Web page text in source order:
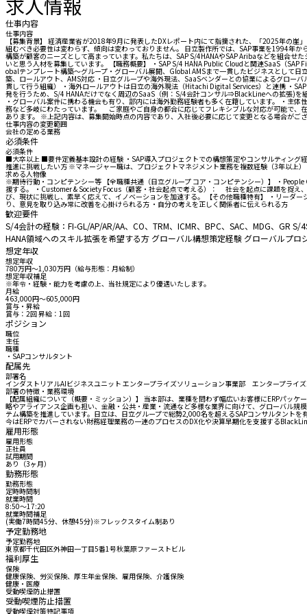
仕事内容
仕事内容
【募集背景】 経済産業省が2018年9月に発表したDXレポート内にて指摘された、「2025年の
組むべき必要性は変わらず、傾向は変わっておりません。 日立製作所では、SAP事業を1994年
構築が顧客のニーズとして高まっています。私たちは、SAP S/4HANAやSAP Aribaなどを組合
いと思う人材を募集しています。 【職務概要】 ・SAP S/4 HANA Public Cloudと関連SaaS（
obalテンプレート構築～グループ・グローバル展開、Global AMSまで一貫したビジネスとして
築、ロールアウト、AMS対応 ・日立グループや海外現法、SaaSベンダーとの協業によるグロ
貫して行う組織） ・海外ロールアウトは日立の海外現法（Hitachi Digital Services）と連携 ・
発を行うため、S/4 HANAだけでなく周辺のSaaS（例：S/4会計コンサル⇒BlackLineへの拡張)
・グローバル案件に携わる機会も有り、部内には海外勤務経験者も多く在籍しています。 ・主
務など多岐にわたっています。 ご家庭やご自身の都合に応じてフレキシブルな対応が可能で、
あります。 ※上記内容は、募集開始時点の内容であり、入社後必要に応じて変更となる場合がご
仕事内容の変更範囲
会社の定める業務
必須条件
必須条件
■大卒以上 ■要件定義基本設計の経験 ・SAP導入プロジェクトでの構想策定やコンサルティン
推進に挑戦したい方 ※マネージャー職は、プロジェクトマネジメント業務を複数経験（3年以上）
求める人物像
※期待行動・コンピテンシー等 【全職種共通（日立グループ コア・コンピテンシー）】 ・
援する。 ・Customer & Society Focus（顧客・社会起点で考える）： 社会を起点に課題を捉
び、現状に挑戦し、素早く応えて、イノベーションを加速する。 【その他職種特有】 ・リーダ
り、意見を取り込み常に改善を心掛けられる方 ・自分の考えを正しく関係者に伝えられる方
歓迎要件
S/4会計の経験：FI-GL/AP/AR/AA、CO、TRM、ICMR、BPC、SAC、MDG、
HANA領域へのスキル拡張を希望する方 グローバル構想策定経験 グローバルプ
想定年収
想定年収
780万円〜1,030万円（給与形態：月給制）
想定年収補足
※年令・経験・能力を考慮の上、当社規定により優遇いたします。
月給
463,000円〜605,000円
賞与・昇給
賞与：2回 昇給：1回
ポジション
職位
主任
職種
・SAPコンサルタント
配属先
部署名
インダストリアルAIビジネスユニット エンタープライズソリューション事業部 エンタープライ
部署の特徴・業務環境
【配属組織について（概要・ミッション）】 当本部は、業種を問わず幅広いお客様にERPパッ
略やアライアンス企画も担い、金融・公共・産業・流通など多様な業界に向けて、グローバル
テム構築を推進しています。日立は、日立グループで総勢2,000名を超えるSAPコンサルタント
今はERPでカバーされない財務経理業務の一連のプロセスのDX化や決算早期化を支援する
雇用形態
雇用形態
正社員
試用期間
あり（3ヶ月）
勤務形態
勤務形態
定時時間制
就業時間
8:50〜17:20
就業時間補足
(実働7時間45分、休憩45分)※フレックスタイム制あり
予定勤務地
予定勤務地
東京都千代田区外神田一丁目5番1号秋葉原ファーストビル
福利厚生
保険
健康保険、労災保険、厚生年金保険、雇用保険、介護保険
健康・医療
受動喫煙防止措置
受動喫煙防止措置
受動喫煙対策特記事項